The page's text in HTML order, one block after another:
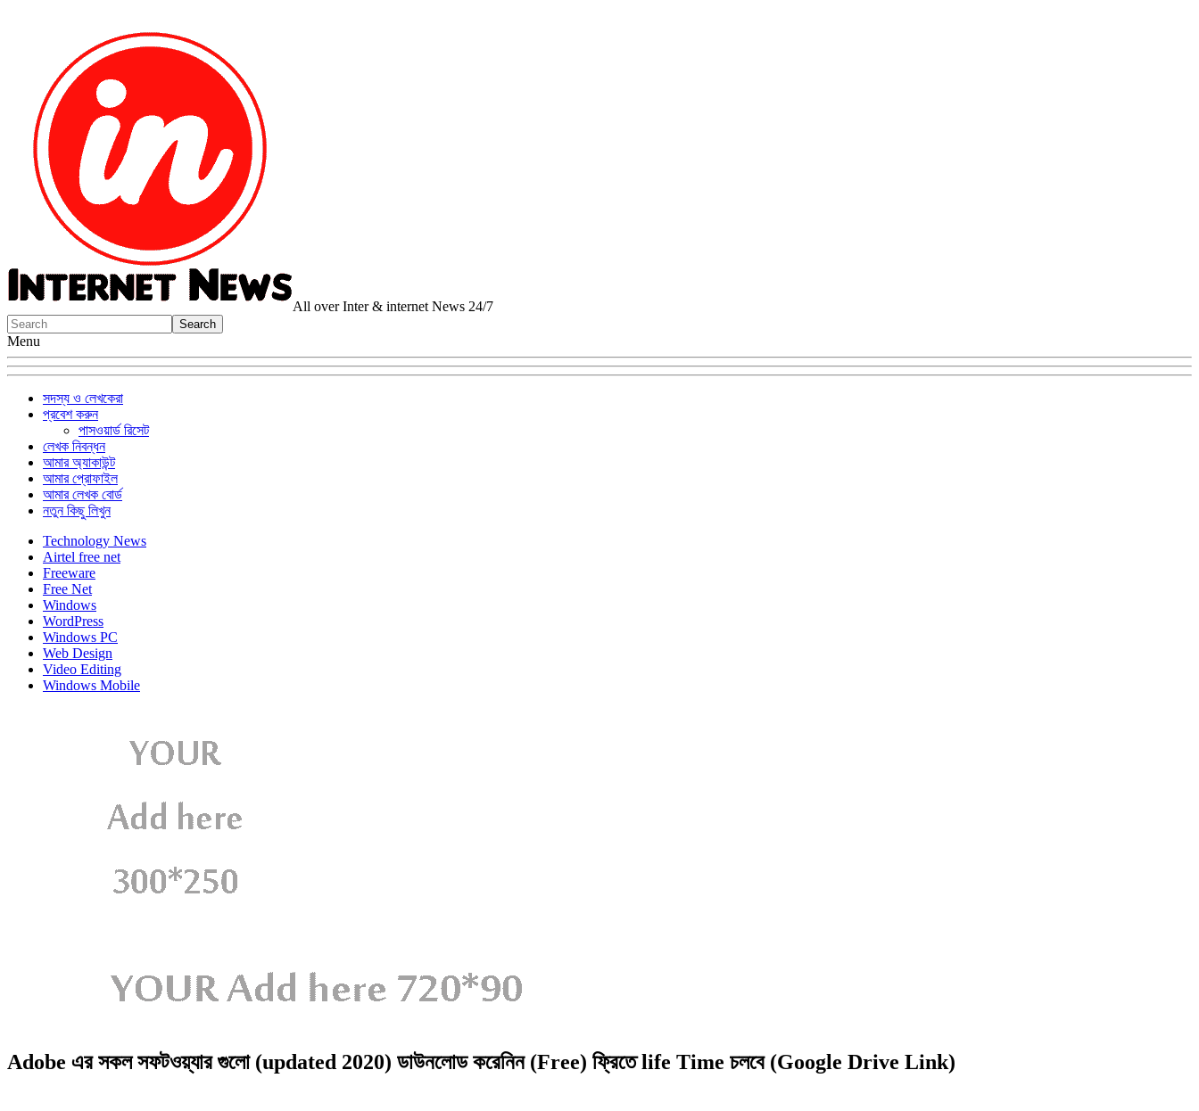
All over Inter & internet News 24/7
Menu
সদস্য ও লেখকেরা
প্রবেশ করুন
পাসওয়ার্ড রিসেট
লেখক নিবন্ধন
আমার অ্যাকাউন্ট
আমার প্রোফাইল
আমার লেখক বোর্ড
নতুন কিছু লিখুন
Technology News
Airtel free net
Freeware
Free Net
Windows
WordPress
Windows PC
Web Design
Video Editing
Windows Mobile
Adobe এর সকল সফটওয়্যার গুলো (updated 2020) ডাউনলোড করেনিন (Free) ফ্রিতে life Time চলবে (Google Drive Link)